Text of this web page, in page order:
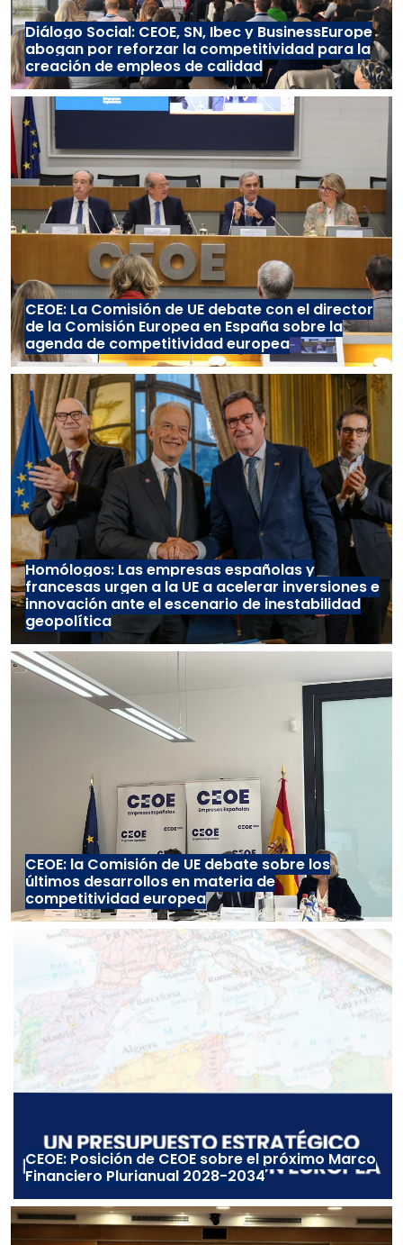
Diálogo Social: CEOE, SN, Ibec y BusinessEurope
abogan por reforzar la competitividad para la
creación de empleos de calidad
CEOE: La Comisión de UE debate con el director
de la Comisión Europea en España sobre la
agenda de competitividad europea
Homólogos: Las empresas españolas y
francesas urgen a la UE a acelerar inversiones e
innovación ante el escenario de inestabilidad
geopolítica
CEOE: la Comisión de UE debate sobre los
últimos desarrollos en materia de
competitividad europea
CEOE: Posición de CEOE sobre el próximo Marco
Financiero Plurianual 2028-2034